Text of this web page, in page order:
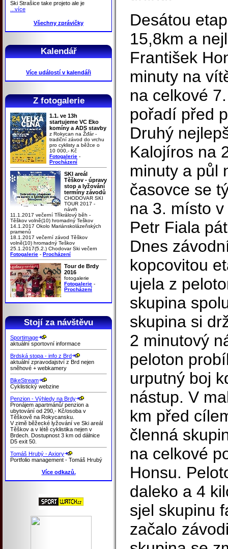
Ski Strašice take projeto ale je
...více
Všechny zprávičky
Kalendář
Více událostí v kalendáři
Z fotogalerie
1.1. ve 13h
startujeme VC Eko
komíny a ADS stavby
z Rokycan na Žďár -
tradiční závod do vrchu
pro cyklisty a běžce o
10 000,- Kč
Fotogalerie -
Procházení
SKI areál
Těškov - úpravy
stop a lyžování
termíny závodů
CHODOVAR SKI
TOUR 2017 -
návrh
11.1.2017 večerní Tříkrálový běh -
Těškov volně(10) hromadný Teškov
14.1.2017 Okolo Mariánskolázeňských
pramenů
18.1.2017 večerní závod Těškov
volně(10) hromadný Teškov
25.1.2017(5.2.) Chodovar Ski večern
Fotogalerie - Procházení
Tour de Brdy
2016
fotogalerie
Fotogalerie -
Procházení
Stojí za návštěvu
Sportimage
aktuální sportovní informace
Brdská stopa - info z Brd
aktuální zpravodajství z Brd nejen
sněhové + webkamery
BikeStream
Cyklistický webzine
Penzion - Výhledy na Brdy
Pronájem apartmánů/ penzion a
ubytování od 290,- Kč/osoba v
Těškově na Rokycansku.
V zimě běžecké lyžování ve Ski areál
Těškov a v létě cyklistika nejen v
Brdech. Dostupnost 3 km od dálnice
D5 exit 50.
Tomáš Hrubý - Axiory
Portfolio management - Tomáš Hrubý
Více odkazů.
Desátou
15,8km a
František
minuty na
na celkové
pořadí před
Druhý
Kalojíros na
minuty a půl
časovce se
na 3. místo
Petr Fiala
Dnes
kopcovitou
ujela z
skupina
skupina si
2 minutový
peloton
urputný boj
nástup. V
km před
členná
na celkové
Honsu.
daleko a 4
sjel skupinu
začalo